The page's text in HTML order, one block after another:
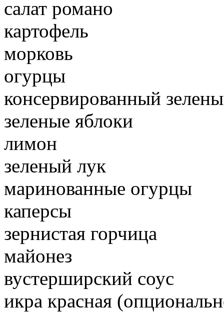
салат романо
картофель
морковь
огурцы
консервированный
зеленые яблоки
лимон
зеленый лук
маринованные огурцы
каперсы
зернистая горчица
майонез
вустерширский соус
икра красная